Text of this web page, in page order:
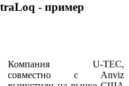
- пример
Компания U-TEC,
совместно с Anviz